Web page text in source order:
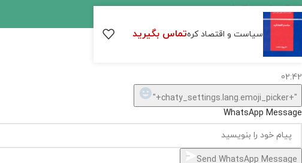
سیاست و اقتصاد کرهتماس بگیرید
اگر
موجود
شاید
تهیه
Hide
chaty
ارسال پیام در واتساپ